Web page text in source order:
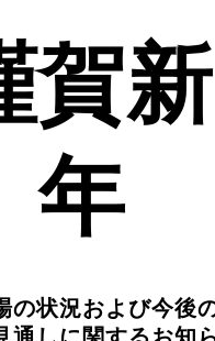
賀新
年
の状況および今後